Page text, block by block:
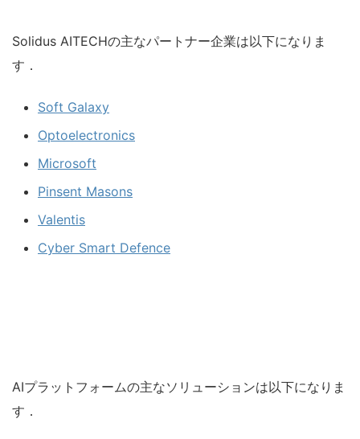
Solidus AITECHの主なパートナー企業は以下になりま
す．
Soft Galaxy
Optoelectronics
Microsoft
Pinsent Masons
Valentis
Cyber Smart Defence
AIプラットフォームの主なソリューションは以下になりま
す．